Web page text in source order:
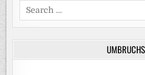
Search
for: